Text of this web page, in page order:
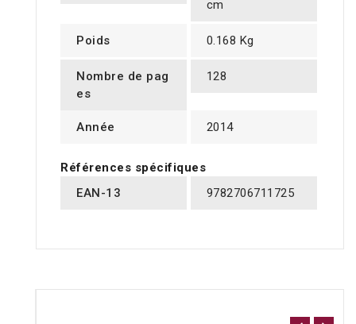
cm
Poids 0.168 Kg
Nombre de pag
es
128
Année 2014
Références spécifiques
EAN-13
9782706711725